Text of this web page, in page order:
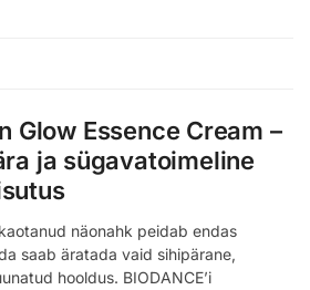
Glow Essence Cream –
ja sügavatoimeline
näonahk peidab endas
saab äratada vaid sihipärane,
hooldus. BIODANCE’i